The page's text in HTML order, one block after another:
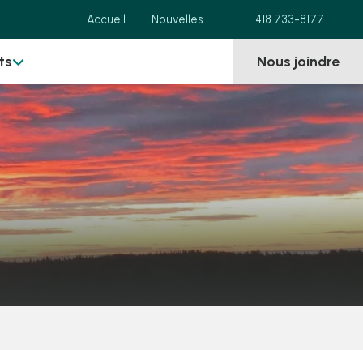
 Nous joindre
Accueil Nouvelles 418 733-8177